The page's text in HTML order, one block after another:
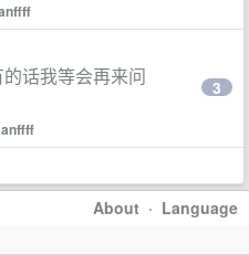
话我等会再来问
3
About · Language